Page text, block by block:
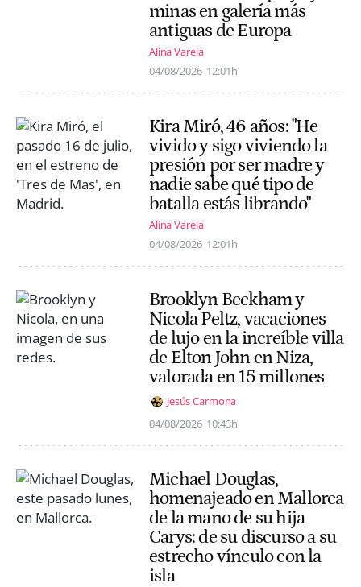
minas en galería más
antiguas de Europa
Alina Varela
04/08/2026 12:01h
Kira Miró, 46 años: "He
vivido y sigo viviendo la
presión por ser madre y
nadie sabe qué tipo de
batalla estás librando"
Alina Varela
04/08/2026 12:01h
Brooklyn Beckham y
Nicola Peltz, vacaciones
de lujo en la increíble villa
de Elton John en Niza,
valorada en 15 millones
Jesús Carmona
04/08/2026 10:43h
Michael Douglas,
homenajeado en Mallorca
de la mano de su hija
Carys: de su discurso a su
estrecho vínculo con la
isla